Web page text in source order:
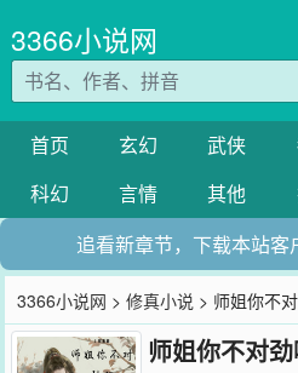
3366小说网
首页 玄幻 武侠
科幻
言情 其他
追看新章节，下载本站客
3366小说网 >修真小说 > 师姐你不
师姐你不对